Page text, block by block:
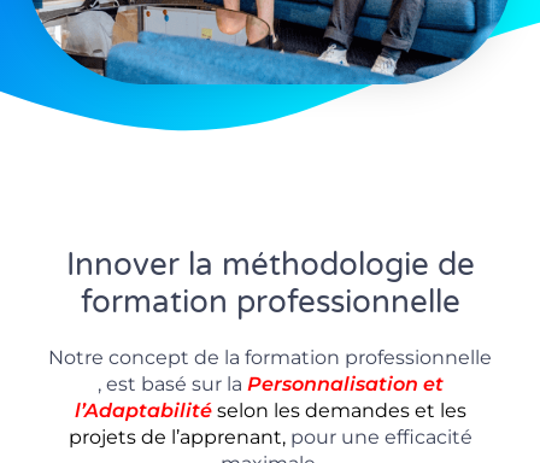
Innover la méthodologie de
formation professionnelle
Notre concept de la formation professionnelle
, est basé sur la Personnalisation et
l’Adaptabilité selon les demandes et les
projets de l’apprenant,pour une efficacité